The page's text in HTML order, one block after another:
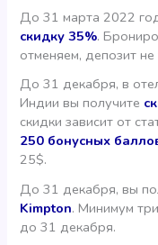
До 31 марта 2022
скидку 35%.
отменяем, депозит не
До 31 декабря, в
Индии вы получите
скидки зависит от
250 бонусных
25$.
До 31 декабря, вы
Kimpton. Минимум
до 31 декабря.